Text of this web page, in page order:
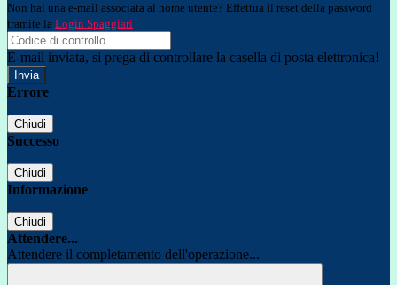
Non hai una e-mail associata al nome utente? Effettua il reset della password
tramite la Login Spaggiari
E-mail inviata, si prega di controllare la casella di posta elettronica!
Errore
Chiudi
Successo
Chiudi
Informazione
Chiudi
Attendere...
Attendere il completamento dell'operazione...